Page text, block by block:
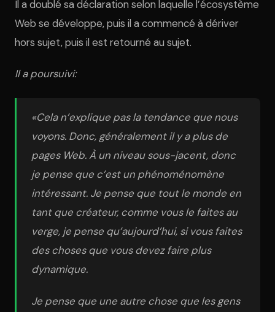
Il a doublé sa déclaration selon laquelle l’écosystème
Web se développe, puis il a commencé à dériver
hors sujet, puis il est retourné au sujet.
Il a poursuivi:
«Cela n’explique pas la tendance que nous
voyons. Donc, généralement il y a plus de
pages Web. À un niveau sous-jacent, donc
je pense que c’est un phénoménomène
intéressant. Je pense que tout le monde en
tant que créateur, comme vous le faites au
verge, je pense qu’aujourd’hui, si vous faites
des choses que vous devez faire plus
dynamique.
Je pense que une autre chose que les gens